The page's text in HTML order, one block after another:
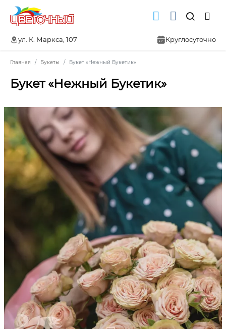
ул. К. Маркса, 107 Круглосуточно
Главная Букеты Букет «Нежный Букетик»
Букет «Нежный Букетик»